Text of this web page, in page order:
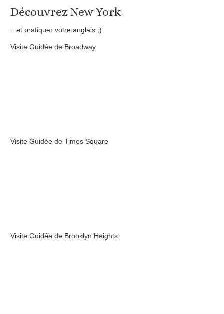
Découvrez New York
...et pratiquer votre anglais ;)
Visite Guidée de Broadway
Visite Guidée de Times Square
Visite Guidée de Brooklyn Heights